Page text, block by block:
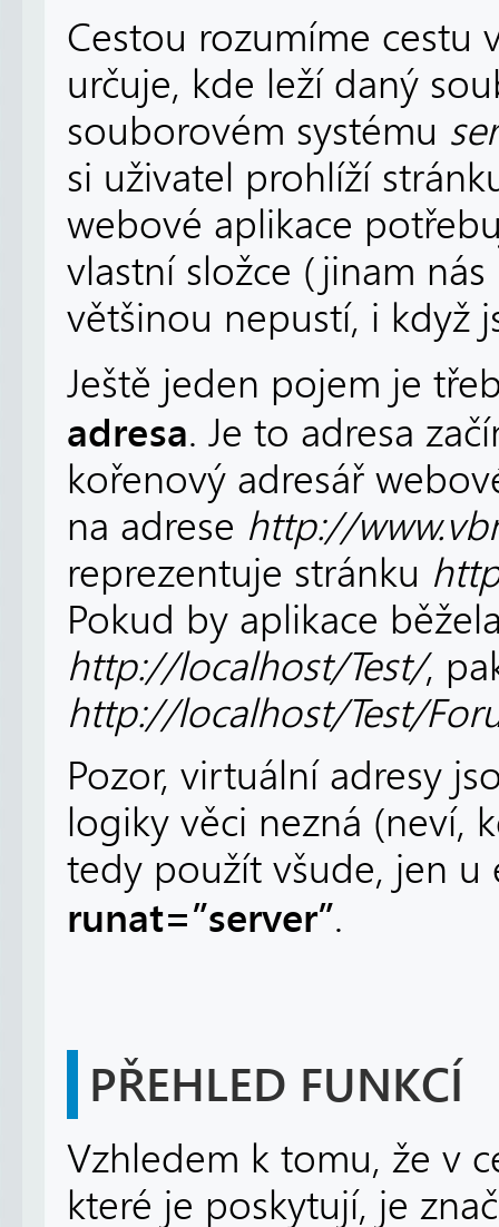
Cestou rozumíme cestu
určuje, kde leží daný
souborovém systému
si uživatel prohlíží
webové aplikace
vlastní složce (jinam
většinou nepustí, i když
Ještě jeden pojem je
adresa. Je to adresa
kořenový adresář
na adrese http://
reprezentuje stránku
Pokud by aplikace
http://localhost/Test/,
http://localhost/Test/
Pozor, virtuální adresy
logiky věci nezná (neví,
tedy použít všude, jen u
runat=”server”.
PŘEHLED FUNKCÍ
Vzhledem k tomu, že v
které je poskytují, je